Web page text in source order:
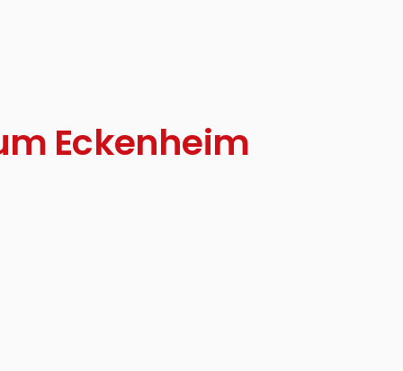
Eckenheim